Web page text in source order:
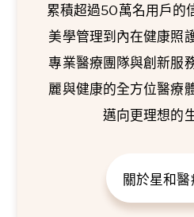
累積超過50萬名用戶的
美學管理到內在健康照
專業醫療團隊與創新服
麗與健康的全方位醫療
邁向更理想的
關於星和醫